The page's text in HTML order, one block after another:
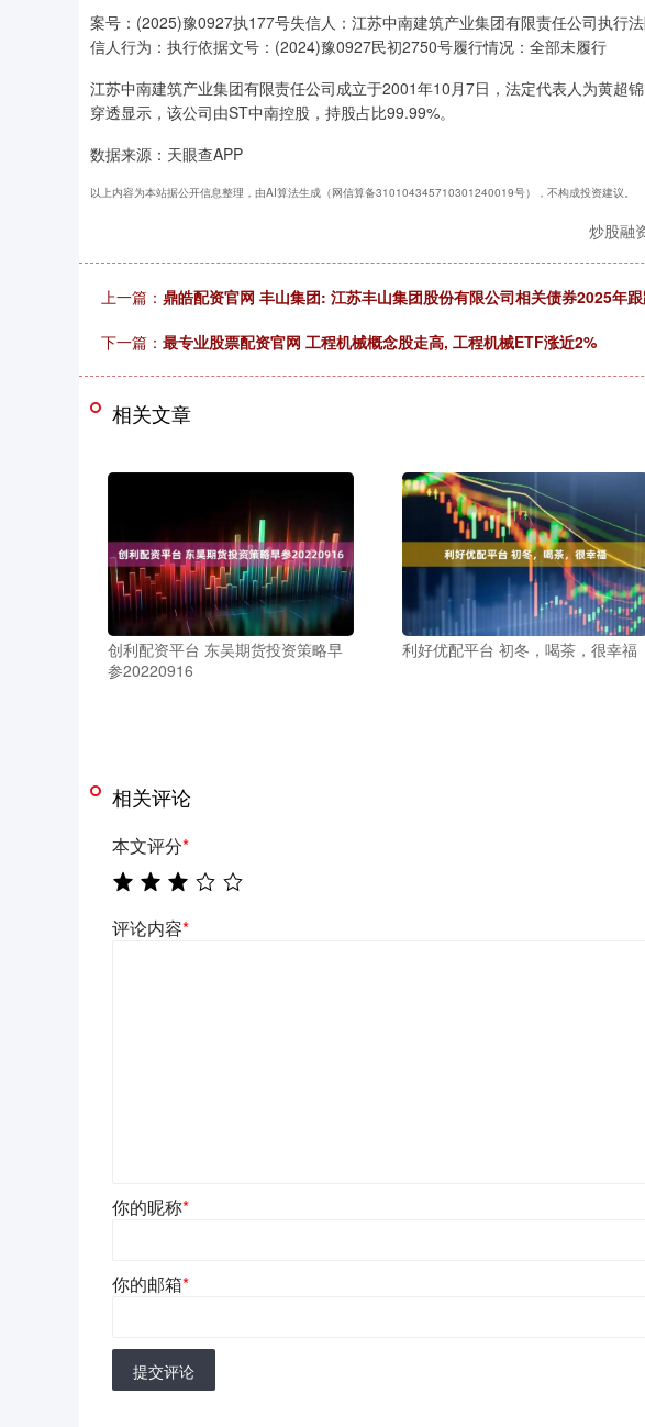
案号：(2025)豫0927执177号失信人：江苏中南建筑产业集团有限责任公司执行
信人行为：执行依据文号：(2024)豫0927民初2750号履行情况：全部未履行
江苏中南建筑产业集团有限责任公司成立于2001年10月7日，法定代表人为黄超
穿透显示，该公司由ST中南控股，持股占比99.99%。
数据来源：天眼查APP
以上内容为本站据公开信息整理，由AI算法生成（网信算备310104345710301240019号），不构成投资建议。
炒股融
上一篇： 鼎皓配资官网 丰山集团: 江苏丰山集团股份有限公司相关债券2025年
下一篇： 最专业股票配资官网 工程机械概念股走高, 工程机械ETF涨近2%
相关文章
创利配资平台 东吴期货投资策略早
参20220916
利好优配平台 初冬，喝茶，很幸福
相关评论
本文评分*
评论内容*
你的昵称*
你的邮箱*
提交评论